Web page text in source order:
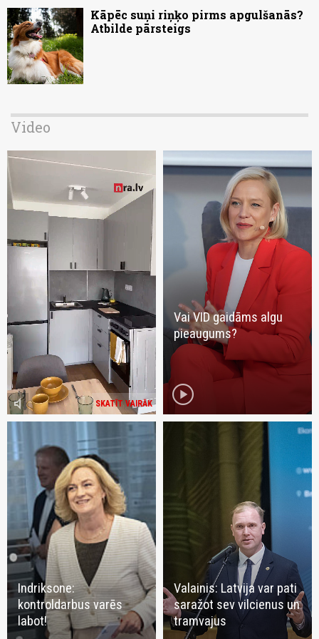
Kāpēc suņi riņķo pirms apgulšanās?
Atbilde pārsteigs
Video
SKATĪT VAIRĀK
volume_mute
Vai VID gaidāms algu
pieaugums?
play_circle
Indriksone:
kontroldarbus varēs
labot!
Valainis: Latvija var pati
saražot sev vilcienus un
tramvajus